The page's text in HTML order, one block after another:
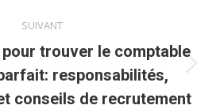
SUIVANT
Article
suivant
trouver le comptable
responsabilités,
conseils de recrutement